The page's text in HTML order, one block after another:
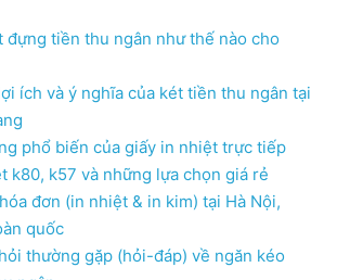
đựng tiền thu ngân như thế nào cho
ích và ý nghĩa của két tiền thu ngân tại
phổ biến của giấy in nhiệt trực tiếp
k80, k57 và những lựa chọn giá rẻ
đơn (in nhiệt & in kim) tại Hà Nội,
quốc
thường gặp (hỏi-đáp) về ngăn kéo